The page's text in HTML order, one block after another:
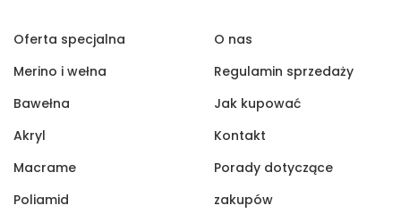
Oferta specjalna
Merino i wełna
Bawełna
Akryl
Macrame
Poliamid
O nas
Regulamin sprzedaży
Jak kupować
Kontakt
Porady dotyczące
zakupów